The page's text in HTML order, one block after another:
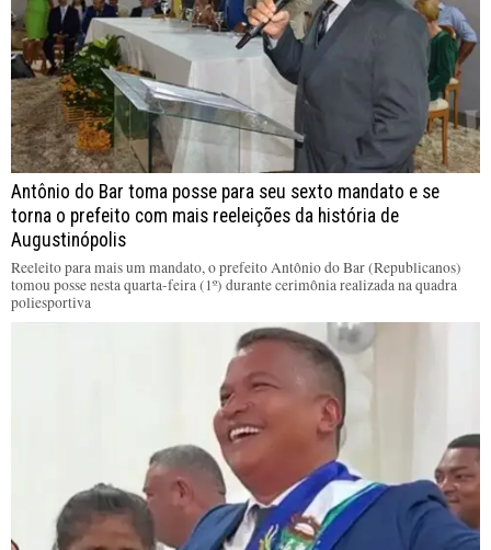
Antônio do Bar toma posse para seu sexto mandato e se
torna o prefeito com mais reeleições da história de
Augustinópolis
Reeleito para mais um mandato, o prefeito Antônio do Bar (Republicanos)
tomou posse nesta quarta-feira (1º) durante cerimônia realizada na quadra
poliesportiva